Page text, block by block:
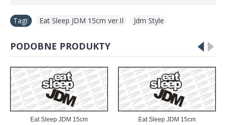
Tagi: Eat Sleep JDM 15cm ver.II Jdm Style
PODOBNE PRODUKTY
Eat Sleep JDM 15cm Eat Sleep JDM 15cm